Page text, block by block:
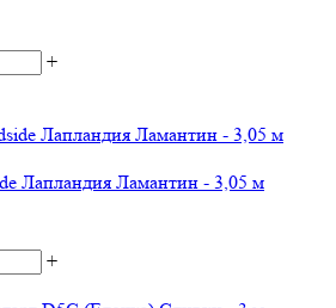
+
Лапландия Ламантин - 3,05 м
+